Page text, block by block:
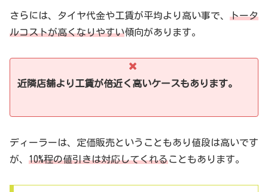
さらには、タイヤ代金や工賃が平均より高い事で、 トータ
ルコストが高くなりやすい傾向があります。
近隣店舗より工賃が倍近く高いケースもあります。
ディーラーは、定価販売ということもあり値段は高いです
が、 10%程の値引きは対応してくれることもあります。